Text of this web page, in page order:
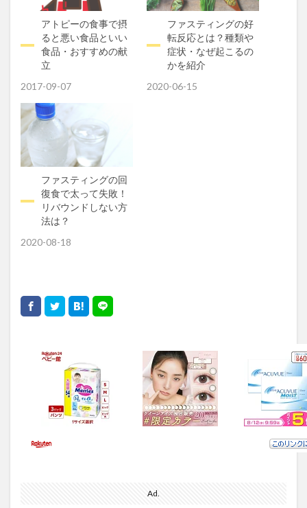
アトピーの食事で摂
ると悪い食品といい
食品・おすすめの献
立
2017-09-07
ファスティングの好
転反応とは？種類や
症状・なぜ起こるの
かを紹介
2020-06-15
ファスティングの回
復食で太って失敗！
リバウンドしない方
法は？
2020-08-18
Ad.